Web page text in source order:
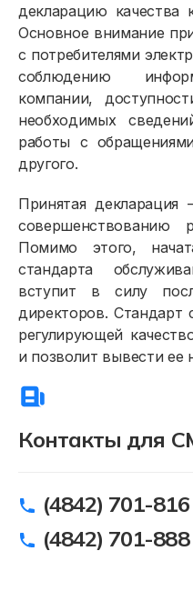
Контакты для
(4842) 701-816
(4842) 701-888
декларацию качества
Основное внимание
с потребителями
соблюдению
компании,
необходимых
работы с
другого.
Принятая
совершенствованию
Помимо этого,
стандарта
вступит в силу
директоров. Стандарт
регулирующей
и позволит вывести ее
Физическим
Договор
Должникам